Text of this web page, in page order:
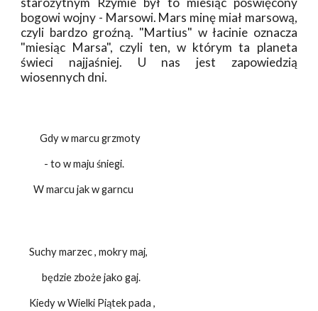
bogowi wojny - Marsowi. Mars minę miał marsową,
czyli bardzo groźną. "Martius" w łacinie oznacza
"miesiąc Marsa", czyli ten, w którym ta planeta
świeci najjaśniej. U nas jest zapowiedzią
wiosennych dni.
Gdy w marcu grzmoty
- to w maju śniegi.
W marcu jak w garncu
Suchy marzec , mokry maj,
będzie zboże jako gaj.
Kiedy w Wielki Piątek pada ,